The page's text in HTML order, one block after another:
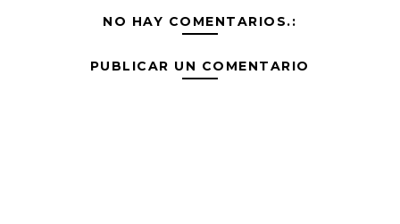
NO HAY COMENTARIOS.:
PUBLICAR UN COMENTARIO